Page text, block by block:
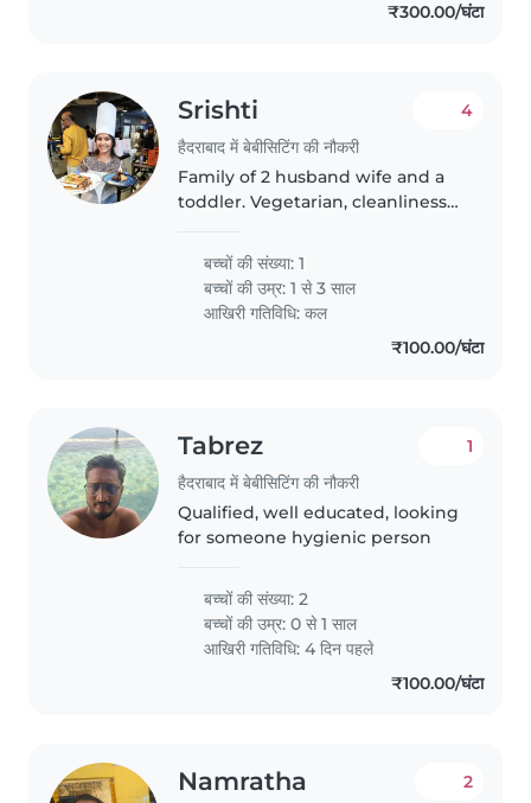
₹300.00/घंटा
Srishti
हैदराबाद में बेबीसिटिंग की नौकरी
4
Family of 2 husband wife and a
toddler. Vegetarian, cleanliness
help from 1 Pm till 7 pm for 1
week
बच्चों की संख्या: 1
बच्चों की उम्र:1 से 3 साल
आखिरी गतिविधि: कल
₹100.00/घंटा
Tabrez
हैदराबाद में बेबीसिटिंग की नौकरी
1
Qualified, well educated, looking
for someone hygienic person
बच्चों की संख्या: 2
बच्चों की उम्र:0 से 1 साल
आखिरी गतिविधि: 4 दिन पहले
₹100.00/घंटा
Namratha 2